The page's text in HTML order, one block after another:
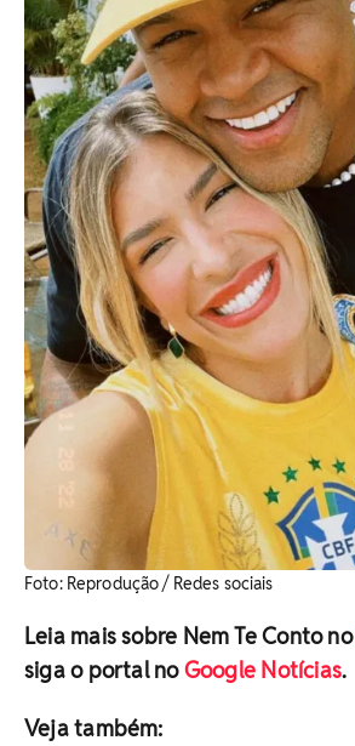
Foto: Reprodução / Redes sociais
Leia mais sobre Nem Te Conto no
siga o portal noGoogle Notícias.
Veja também: